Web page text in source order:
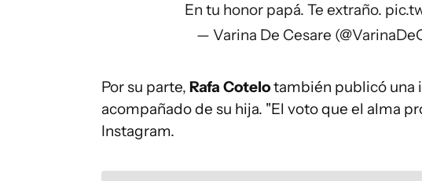
En tu honor papá. Te extraño.
— Varina De Cesare
Por su parte, Rafa Cotelotambién publicó una
acompañado de su hija. "El voto que el alma
Instagram.